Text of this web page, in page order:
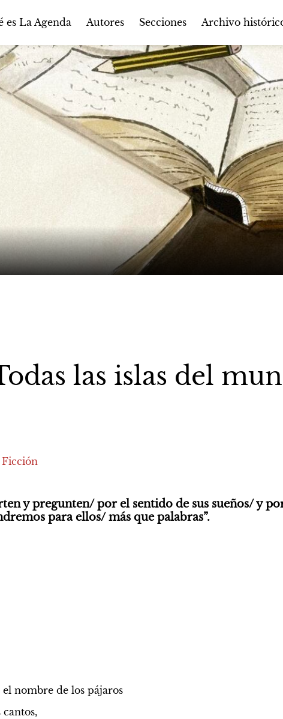
es La Agenda Autores Secciones Archivo
las islas del
Ficción
y pregunten/ por el sentido de sus sueños/ y
para ellos/ más que palabras”.
nombre de los pájaros